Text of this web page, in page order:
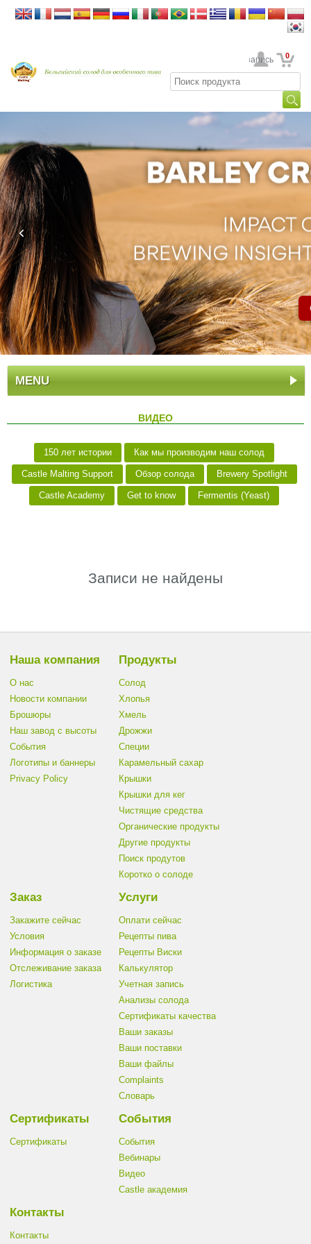
Ваша учетная запись 0
MENU
ВИДЕО
150 лет истории Как мы производим наш солод
Castle Malting Support Обзор солода Brewery Spotlight
Castle Academy Get to know Fermentis (Yeast)
Записи не найдены
Наша компания
О нас
Новости компании
Брошюры
Наш завод с высоты
События
Логотипы и баннеры
Privacy Policy
Продукты
Солод
Хлопья
Хмель
Дрожжи
Cпеции
Карамельный сахар
Крышки
Крышки для кег
Чистящие средства
Органические продукты
Другие продукты
Поиск продутов
Коротко о солоде
Заказ
Закажите сейчас
Условия
Информация о заказе
Отслеживание заказа
Логистика
Услуги
Оплати сейчас
Рецепты пива
Рецепты Виски
Калькулятор
Учетная запись
Анализы солода
Сертификаты качества
Ваши заказы
Ваши поставки
Ваши файлы
Complaints
Словарь
Сертификаты
Сертификаты
События
События
Вебинары
Видео
Castle академия
Контакты
Контакты